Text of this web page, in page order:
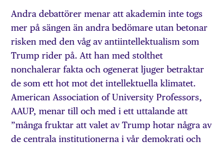
Andra debattörer menar att akademin inte togs
mer på sängen än andra bedömare utan betonar
risken med den våg av antiintellektualism som
Trump rider på. Att han med stolthet
nonchalerar fakta och ogenerat ljuger betraktar
de som ett hot mot det intellektuella klimatet.
American Association of University Professors,
AAUP, menar till och med i ett uttalande att
”många fruktar att valet av Trump hotar några av
de centrala institutionerna i vår demokrati och